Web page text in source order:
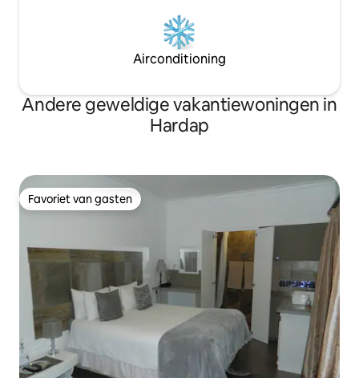
Airconditioning
Andere geweldige vakantiewoningen in
Hardap
Favoriet van gasten
Favoriet van gasten